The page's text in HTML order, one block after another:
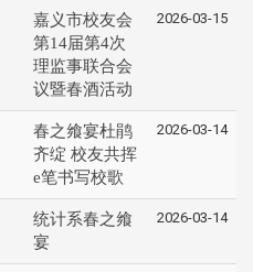
嘉义市校友会
第14届第4次
理监事联合会
议暨春酒活动
2026-03-15
春之飨宴杜鹃
齐绽 校友共挥
e笔书写校歌
2026-03-14
统计系春之飨
宴
2026-03-14